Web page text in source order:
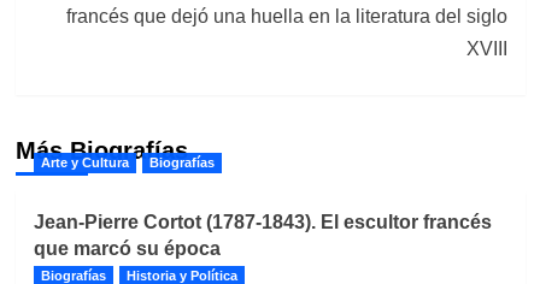
francés que dejó una huella en la literatura del siglo
XVIII
Más Biografías
Arte y Cultura Biografías
Jean-Pierre Cortot (1787-1843). El escultor francés
que marcó su época
Biografías Historia y Política